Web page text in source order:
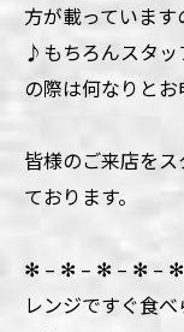
方が載っていま
♪もちろんスタッ
の際は何なりと
皆様のご来店を
ております。
✻ – ✻ – ✻ – ✻ –
レンジですぐ食